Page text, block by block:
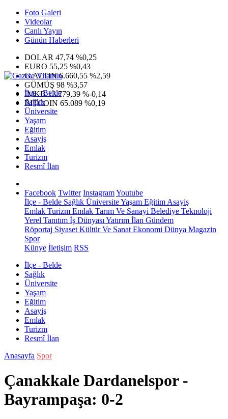
Foto Galeri
Videolar
Canlı Yayın
Günün Haberleri
DOLAR 47,74 %0,25
EURO 55,25 %0,43
G.ALTIN6.660,55 %2,59
GÜMÜŞ 98 %3,57
IMKB13.779,39 %-0,14
BITCOIN 65.089 %0,19
İlçe - Belde
Sağlık
Üniversite
Yaşam
Eğitim
Asayiş
Emlak
Turizm
Resmî İlan
Facebook Twitter InstagramYoutube
İlçe - Belde Sağlık ÜniversiteYaşam Eğitim Asayiş
Emlak Turizm Emlak Tarım Ve Sanayi Belediye Teknoloji
Yerel Tanıtım İş Dünyası Yatırım İlan Gündem
Röportaj Siyaset Kültür Ve Sanat Ekonomi Dünya Magazin
Spor
Künye İletişim RSS
İlçe - Belde
Sağlık
Üniversite
Yaşam
Eğitim
Asayiş
Emlak
Turizm
Resmî İlan
Anasayfa Spor
Çanakkale Dardanelspor -
Bayrampaşa: 0-2